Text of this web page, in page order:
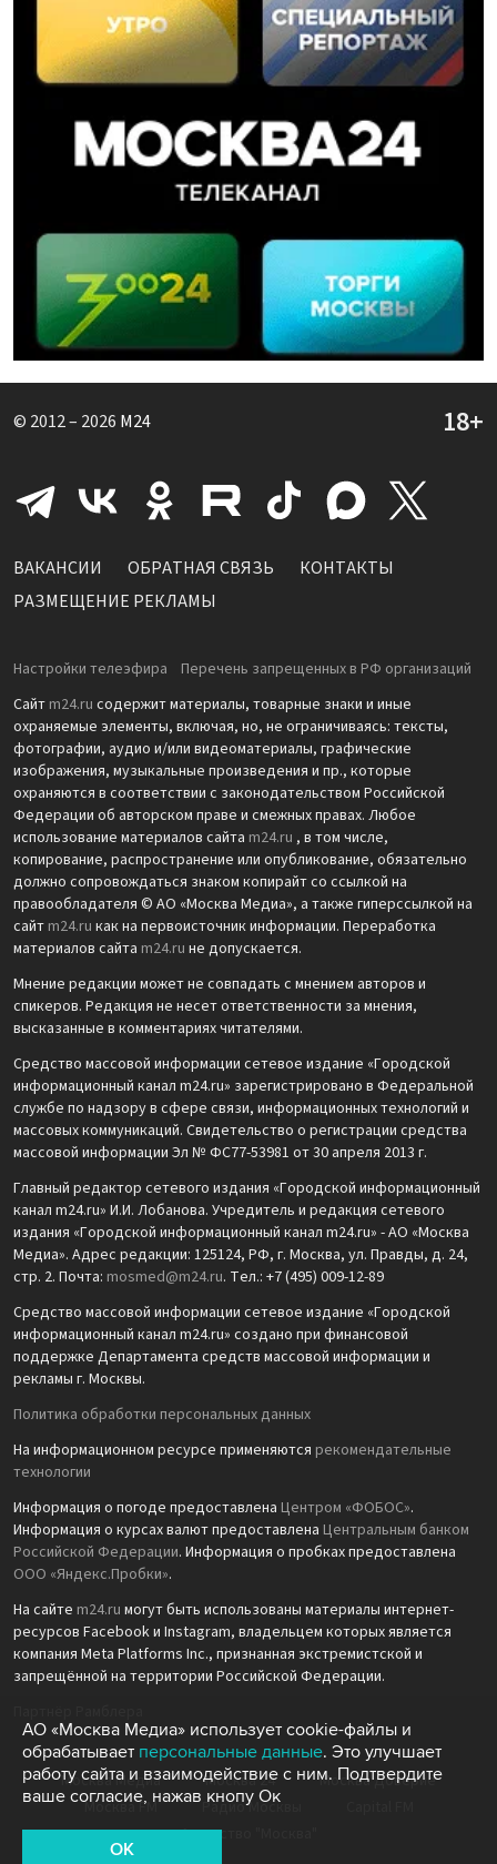
© 2012 – 2026 M24
ВАКАНСИИ ОБРАТНАЯ СВЯЗЬ
КОНТАКТЫ
РАЗМЕЩЕНИЕ РЕКЛАМЫ
Настройки телеэфира
Перечень запрещенных в РФ организаций
Сайт m24.ru содержит материалы, товарные знаки и иные
охраняемые элементы, включая, но, не ограничиваясь: тексты,
фотографии, аудио и/или видеоматериалы, графические
изображения, музыкальные произведения и пр., которые
охраняются в соответствии с законодательством Российской
Федерации об авторском праве и смежных правах. Любое
использование материалов сайта m24.ru , в том числе,
копирование, распространение или опубликование, обязательно
должно сопровождаться знаком копирайт со ссылкой на
правообладателя © АО «Москва Медиа», а также гиперссылкой на
сайт m24.ru как на первоисточник информации. Переработка
материалов сайта m24.ru не допускается.
Мнение редакции может не совпадать с мнением авторов и
спикеров. Редакция не несет ответственности за мнения,
высказанные в комментариях читателями.
Средство массовой информации сетевое издание «Городской
информационный канал m24.ru» зарегистрировано в Федеральной
службе по надзору в сфере связи, информационных технологий и
массовых коммуникаций. Свидетельство о регистрации средства
массовой информации Эл № ФС77-53981 от 30 апреля 2013 г.
Главный редактор сетевого издания «Городской информационный
канал m24.ru» И.И. Лобанова. Учредитель и редакция сетевого
издания «Городской информационный канал m24.ru» - АО «Москва
Медиа». Адрес редакции: 125124, РФ, г. Москва, ул. Правды, д. 24,
стр. 2. Почта: mosmed@m24.ru. Тел.: +7 (495) 009-12-89
Средство массовой информации сетевое издание «Городской
информационный канал m24.ru» создано при финансовой
поддержке Департамента средств массовой информации и
рекламы г. Москвы.
Политика обработки персональных данных
На информационном ресурсе применяются рекомендательные
технологии
Информация о погоде предоставлена Центром «ФОБОС».
Информация о курсах валют предоставлена Центральным банком
Российской Федерации. Информация о пробках предоставлена
ООО «Яндекс.Пробки».
На сайте m24.ru могут быть использованы материалы интернет-
ресурсов Facebook и Instagram, владельцем которых является
компания Meta Platforms Inc., признанная экстремистской и
запрещённой на территории Российской Федерации.
Москва Медиа Москва 24
Москва Доверие
Москва FM
Радио Москвы
Агентство "Москва"
АО «Москва Медиа» использует cookie-файлы и
обрабатывает персональные данные. Это улучшает
работу сайта и взаимодействие с ним. Подтвердите
ваше согласие, нажав кнопу Ок
OK